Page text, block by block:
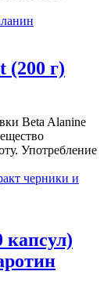
(200 г)
Beta Alanine
Употребление